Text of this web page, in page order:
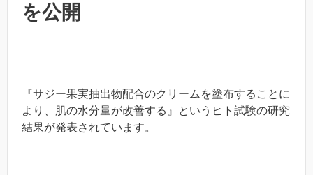
を公開
『サジー果実抽出物配合のクリームを塗布することに
より、肌の水分量が改善する』というヒト試験の研究
結果が発表されています。